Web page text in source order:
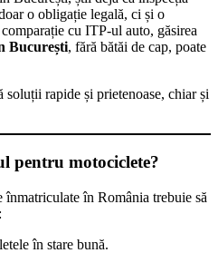
o obligație legală, ci și o
cu ITP-ul auto, găsirea
București, fără bătăi de cap, poate
soluții rapide și prietenoase, chiar și
pentru motociclete?
în România trebuie să
în stare bună.